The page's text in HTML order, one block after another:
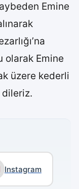
Emine
olarak Emine
üzere kederli
dileriz.
Instagram